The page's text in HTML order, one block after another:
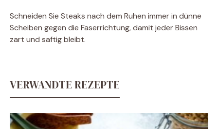
Schneiden Sie Steaks nach dem Ruhen immer in dünne
Scheiben gegen die Faserrichtung, damit jeder Bissen
zart und saftig bleibt.
VERWANDTE REZEPTE